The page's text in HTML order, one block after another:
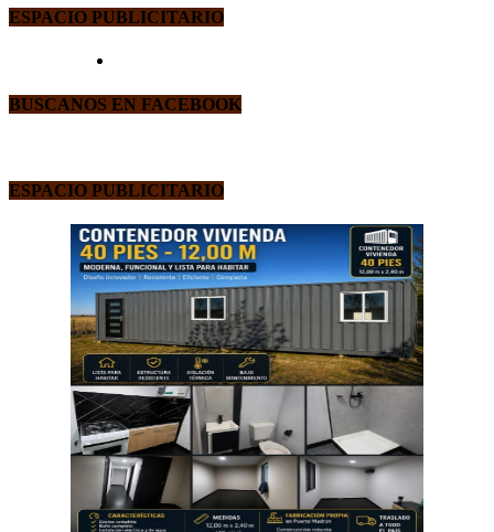
ESPACIO PUBLICITARIO
BUSCANOS EN FACEBOOK
ESPACIO PUBLICITARIO